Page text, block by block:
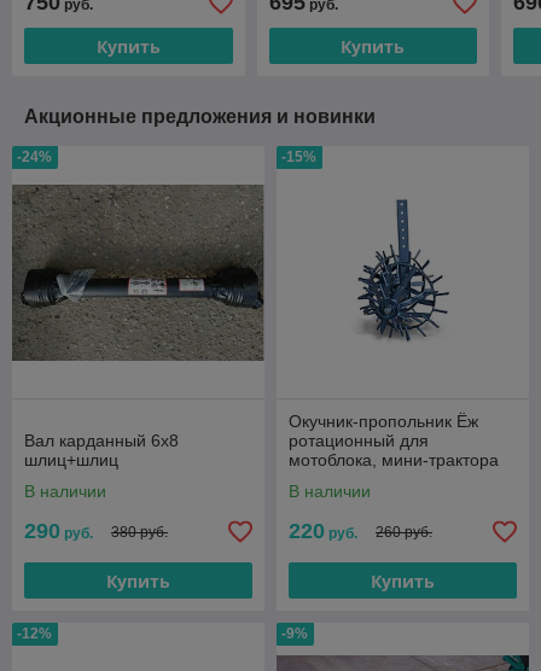
руб.
Купить
руб.
Купить
Акционные предложения и новинки
-24%
Вал карданный 6х8
шлиц+шлиц
В наличии
290 руб. 380 руб.
Купить
-15%
Окучник-пропольник Ёж
ротационный для
мотоблока, мини-трактора
В наличии
220 руб. 260 руб.
Купить
-12% -9%